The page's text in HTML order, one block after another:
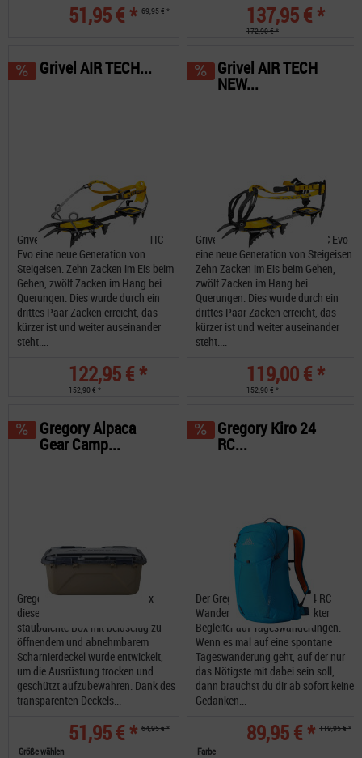
51,95 € * 69,95 € * 137,95 € *
172,90 € *
Grivel AIR TECH CRAMP-O-MATIC
Evo eine neue Generation von
Steigeisen. Zehn Zacken im Eis beim
Gehen, zwölf Zacken im Hang bei
Querungen. Dies wurde durch ein
drittes Paar Zacken erreicht, das
kürzer ist und weiter auseinander
steht....
122,95 € *
152,90 € *
Grivel AIR TECH...
Grivel AIR TECH NEW CLASSIC Evo
eine neue Generation von Steigeisen.
Zehn Zacken im Eis beim Gehen,
zwölf Zacken im Hang bei
Querungen. Dies wurde durch ein
drittes Paar Zacken erreicht, das
kürzer ist und weiter auseinander
steht....
119,00 € *
152,90 € *
Grivel AIR TECH
NEW...
Gregory Alpaca Gear Camp Box
diese robuste, wasser- und
staubdichte Box mit beidseitig zu
öffnendem und abnehmbarem
Scharnierdeckel wurde entwickelt,
um die Ausrüstung trocken und
geschützt aufzubewahren. Dank des
transparenten Deckels...
51,95 € * 64,95 € *
Gregory Alpaca
Gear Camp...
Größe wählen
Der Gregory Gregory Kiro 24 RC
Wanderrucksack dein perfekter
Begleiter auf Tageswanderungen.
Wenn es mal auf eine spontane
Tageswanderung geht, auf der nur
das Nötigste mit dabei sein soll,
dann brauchst du dir ab sofort keine
Gedanken...
89,95 € * 119,95 € *
Gregory Kiro 24
RC...
Farbe